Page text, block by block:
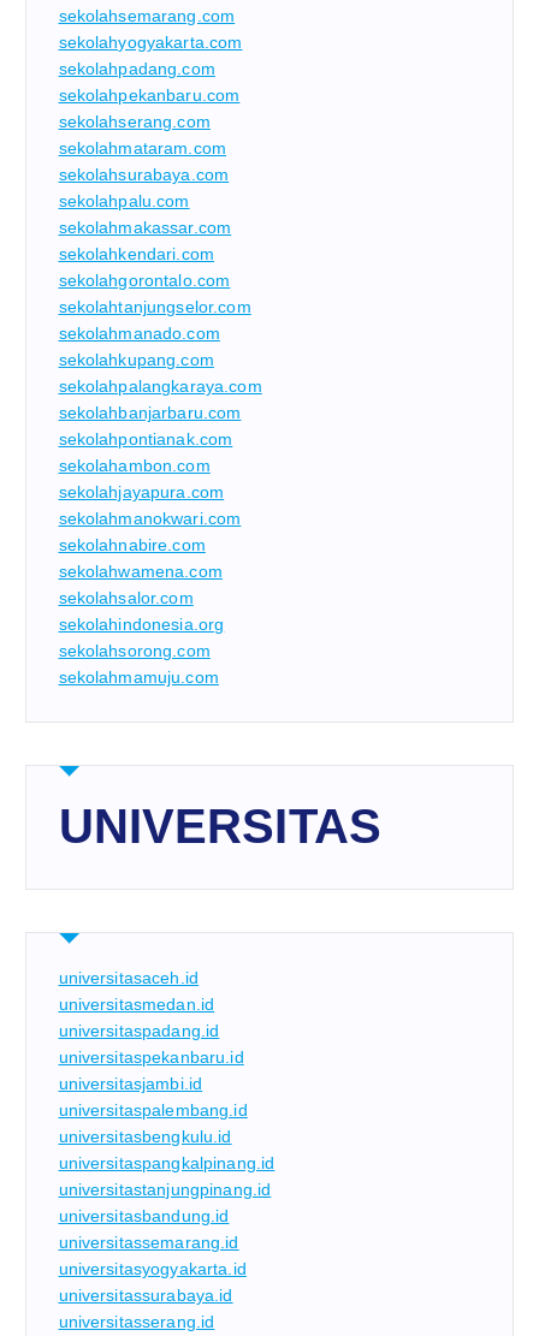
sekolahsemarang.com
sekolahyogyakarta.com
sekolahpadang.com
sekolahpekanbaru.com
sekolahserang.com
sekolahmataram.com
sekolahsurabaya.com
sekolahpalu.com
sekolahmakassar.com
sekolahkendari.com
sekolahgorontalo.com
sekolahtanjungselor.com
sekolahmanado.com
sekolahkupang.com
sekolahpalangkaraya.com
sekolahbanjarbaru.com
sekolahpontianak.com
sekolahambon.com
sekolahjayapura.com
sekolahmanokwari.com
sekolahnabire.com
sekolahwamena.com
sekolahsalor.com
sekolahindonesia.org
sekolahsorong.com
sekolahmamuju.com
UNIVERSITAS
universitasaceh.id
universitasmedan.id
universitaspadang.id
universitaspekanbaru.id
universitasjambi.id
universitaspalembang.id
universitasbengkulu.id
universitaspangkalpinang.id
universitastanjungpinang.id
universitasbandung.id
universitassemarang.id
universitasyogyakarta.id
universitassurabaya.id
universitasserang.id